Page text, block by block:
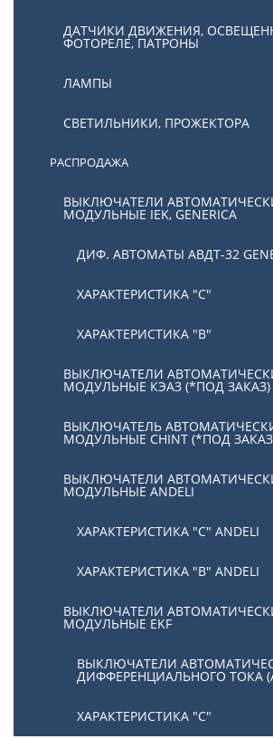
ДАТЧИКИ ДВИЖЕНИЯ,
ФОТОРЕЛЕ, ПАТРОНЫ
ЛАМПЫ
СВЕТИЛЬНИКИ, ПРОЖЕКТОРА
РАСПРОДАЖА
ВЫКЛЮЧАТЕЛИ
МОДУЛЬНЫЕ IEK, GENERICA
ДИФ. АВТОМАТЫ АВДТ-32
ХАРАКТЕРИСТИКА "С"
ХАРАКТЕРИСТИКА "В"
ВЫКЛЮЧАТЕЛИ
МОДУЛЬНЫЕ КЭАЗ (*ПОД ЗАКАЗ)
ВЫКЛЮЧАТЕЛЬ
МОДУЛЬНЫЕ CHINT (*ПОД
ВЫКЛЮЧАТЕЛИ
МОДУЛЬНЫЕ ANDELI
ХАРАКТЕРИСТИКА "C" ANDELI
ХАРАКТЕРИСТИКА "B" ANDELI
ВЫКЛЮЧАТЕЛИ
МОДУЛЬНЫЕ EKF
ВЫКЛЮЧАТЕЛИ
ДИФФЕРЕНЦИАЛЬНОГО ТОКА
ХАРАКТЕРИСТИКА "С"